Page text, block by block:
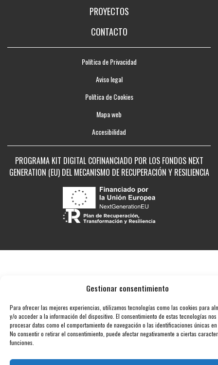
Gestionar consentimiento
Para ofrecer las mejores experiencias, utilizamos tecnologías como las cookies para
y/o acceder a la información del dispositivo. El consentimiento de estas tecnologías
procesar datos como el comportamiento de navegación o las identificaciones únicas
No consentir o retirar el consentimiento, puede afectar negativamente a ciertas
funciones.
PROYECTOS
CONTACTO
Política de Privacidad
Aviso legal
Política de Cookies
Mapa web
Accesibilidad
PROGRAMA KIT DIGITAL COFINANCIADO POR LOS FONDOS NEXT
GENERATION (EU) DEL MECANISMO DE RECUPERACIÓN Y RESILIENCIA